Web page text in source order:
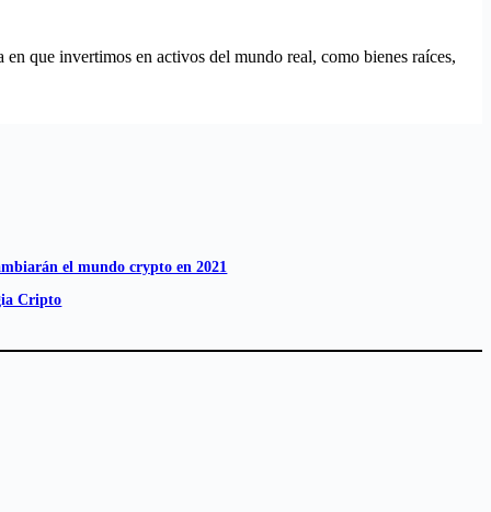
que invertimos en activos del mundo real, como bienes raíces,
el mundo crypto en 2021
Cripto